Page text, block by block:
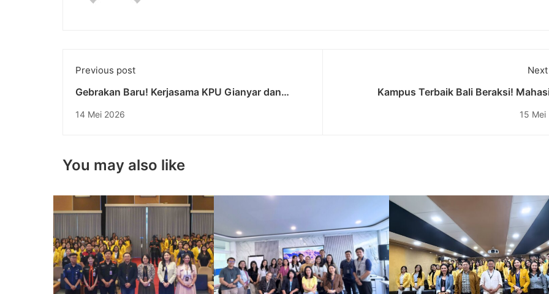
Previous post
Gebrakan Baru! Kerjasama KPU Gianyar dan
14 Mei 2026
Kampus Terbaik Bali Beraksi!
15 Mei
You may also like